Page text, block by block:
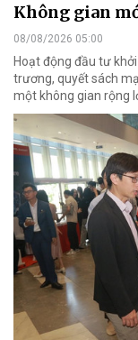
Không gian
08/08/2026 05:00
Hoạt động đầu tư
trương, quyết sách
một không gian rộng